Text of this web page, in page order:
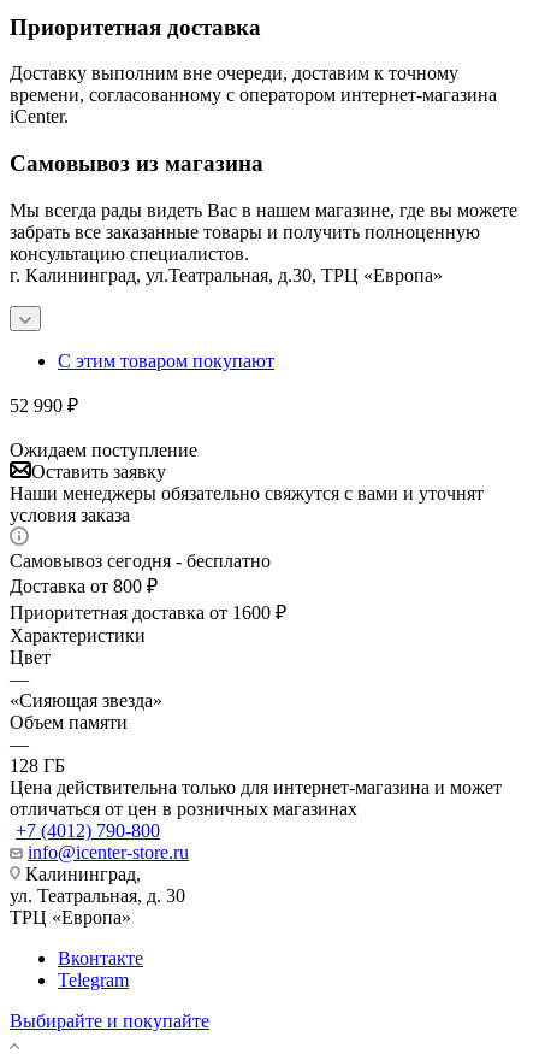
Приоритетная доставка
Доставку выполним вне очереди, доставим к точному
времени, согласованному с оператором интернет-магазина
iCenter.
Самовывоз из магазина
Мы всегда рады видеть Вас в нашем магазине, где вы можете
забрать все заказанные товары и получить полноценную
консультацию специалистов.
г. Калининград, ул.Театральная, д.30, ТРЦ «Европа»
С этим товаром покупают
52 990 ₽
Ожидаем поступление
Оставить заявку
Наши менеджеры обязательно свяжутся с вами и уточнят
условия заказа
Самовывоз сегодня - бесплатно
Доставка от 800 ₽
Приоритетная доставка от 1600 ₽
Характеристики
Цвет
—
«Сияющая звезда»
Объем памяти
—
128 ГБ
Цена действительна только для интернет-магазина и может
отличаться от цен в розничных магазинах
+7 (4012) 790-800
info@icenter-store.ru
Калининград,
ул. Театральная, д. 30
ТРЦ «Европа»
Вконтакте
Telegram
Выбирайте и покупайте